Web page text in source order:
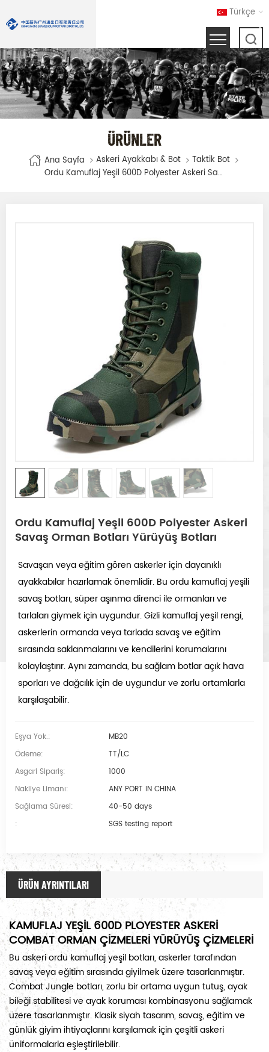
Türkçe
ÜRÜNLER
Ana Sayfa Askeri Ayakkabı & Bot
Taktik Bot
Ordu Kamuflaj Yeşil 600D Polyester Askeri Savaş Orman Botları Yürüyüş Botları
Ordu Kamuflaj Yeşil 600D Polyester Askeri
Savaş Orman Botları Yürüyüş Botları
Savaşan veya eğitim gören askerler için dayanıklı
ayakkabılar hazırlamak önemlidir. Bu ordu kamuflaj yeşili
savaş botları, süper aşınma direnci ile ormanları ve
tarlaları giymek için uygundur. Gizli kamuflaj yeşil rengi,
askerlerin ormanda veya tarlada savaş ve eğitim
sırasında saklanmalarını ve kendilerini korumalarını
kolaylaştırır. Aynı zamanda, bu sağlam botlar açık hava
sporları ve dağcılık için de uygundur ve zorlu ortamlarla
karşılaşabilir.
Eşya Yok.:
MB20
Ödeme:
TT/LC
Asgari Sipariş:
1000
Nakliye Limanı:
ANY PORT IN CHINA
Sağlama Süresi:
40-50 days
:
SGS testing report
ÜRÜN AYRINTILARI
KAMUFLAJ YEŞİL 600D PLOYESTERASKERİ
COMBAT ORMAN ÇİZMELERİ YÜRÜYÜŞ ÇİZMELERİ
Bu askeri ordu kamuflaj yeşil botları, askerler tarafından
savaş veya eğitim sırasında giyilmek üzere tasarlanmıştır.
Combat Jungle botları, zorlu bir ortama uygun tutuş, ayak
bileği stabilitesi ve ayak koruması kombinasyonu sağlamak
üzere tasarlanmıştır. Klasik siyah tasarım, savaş, eğitim ve
günlük giyim ihtiyaçlarını karşılamak için çeşitli askeri
üniformalarla eşleştirilebilir.